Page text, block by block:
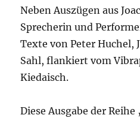
Neben Auszügen aus
Sprecherin und
Texte von Peter Huchel,
Sahl, flankiert vom
Kiedaisch.
Diese Ausgabe der